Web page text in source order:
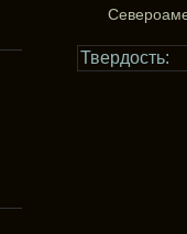
Твердость: